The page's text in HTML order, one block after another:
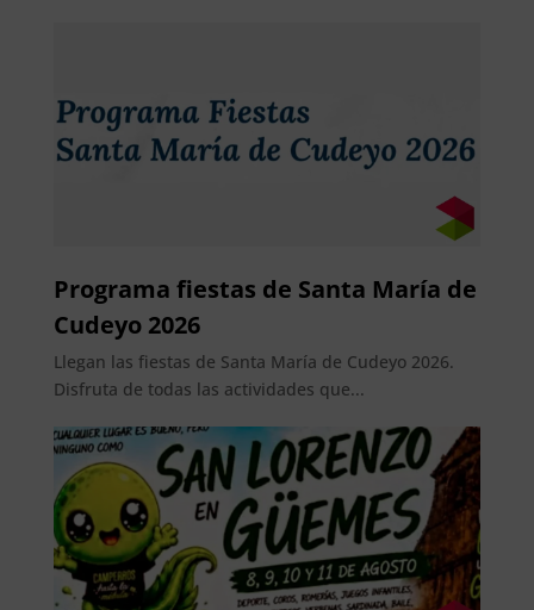
Programa fiestas de Santa María de
Cudeyo 2026
Llegan las fiestas de Santa María de Cudeyo 2026.
Disfruta de todas las actividades que...